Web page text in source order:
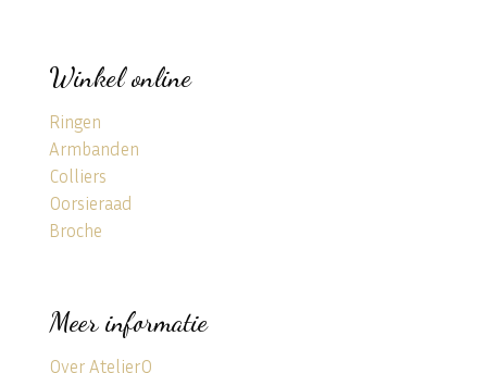
Winkel online
Ringen
Armbanden
Colliers
Oorsieraad
Broche
Meer informatie
Over AtelierQ